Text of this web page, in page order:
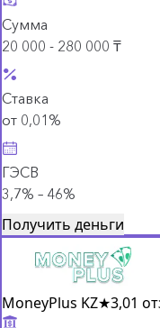
Сумма
20 000 - 280 000 ₸
Ставка
от 0,01%
ГЭСВ
3,7% – 46%
Получить деньги
MoneyPlus KZ★3,01